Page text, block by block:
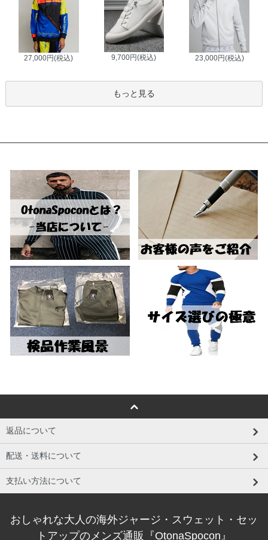
27,000円(税込) 9,700円(税込) 23,000円(税込)
もっと見る
返品について
配送・送料について
支払い方法について
おしゃれな大人の海外ジャージ・スウェット・セッ
トアップのメンズ通販『OtonaSpocon』